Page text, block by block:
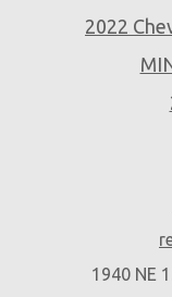
2022
1940 NE